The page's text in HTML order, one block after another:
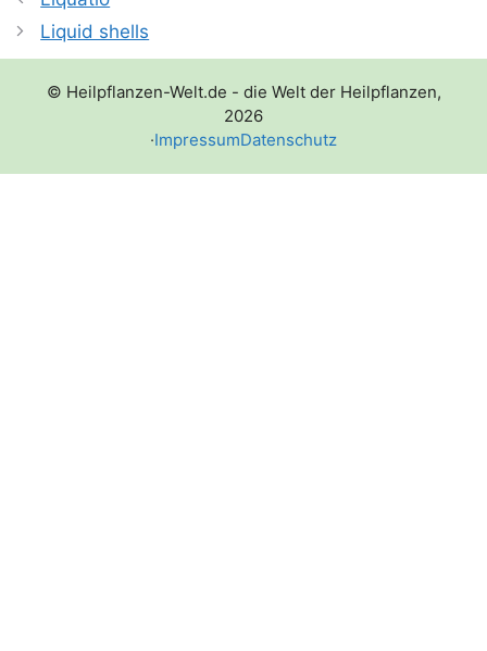
Liquid shells
© Heilpflanzen-Welt.de - die Welt der Heilpflanzen,
2026
·ImpressumDatenschutz